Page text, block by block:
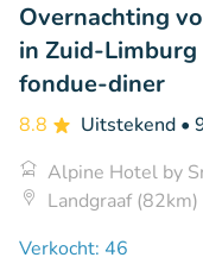
Overnachting
in Zuid-
fondue-diner
8.8 Uitstekend •
Alpine Hotel by
Landgraaf (82km)
Verkocht: 46